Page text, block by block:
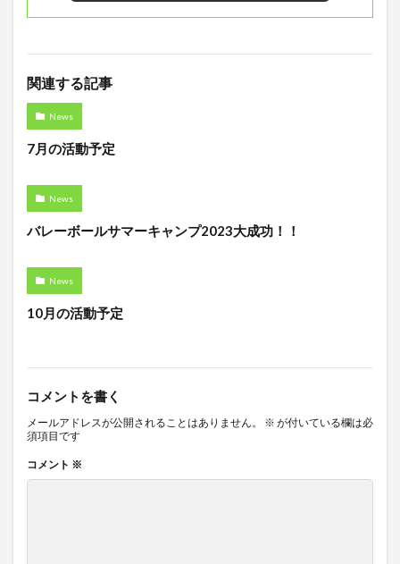
関連する記事
News
7月の活動予定
News
バレーボールサマーキャンプ2023大成功！！
News
10月の活動予定
コメントを書く
メールアドレスが公開されることはありません。 ※ が付いている欄は必
須項目です
コメント ※